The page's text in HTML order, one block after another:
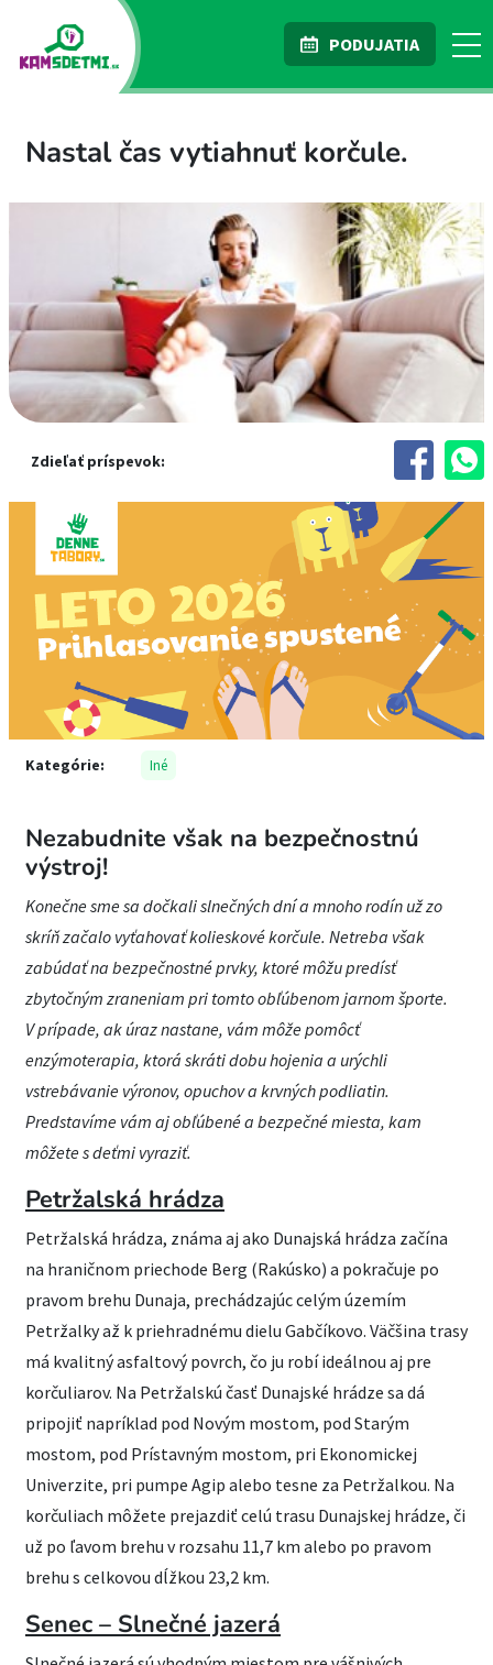
PODUJATIA
Nastal čas vytiahnuť korčule.
Zdieľať príspevok:
Kategórie: Iné
Nezabudnite však na bezpečnostnú
výstroj!
Konečne sme sa dočkali slnečných dní a mnoho rodín už zo
skríň začalo vyťahovať kolieskové korčule. Netreba však
zabúdať na bezpečnostné prvky, ktoré môžu predísť
zbytočným zraneniam pri tomto obľúbenom jarnom športe.
V prípade, ak úraz nastane, vám môže pomôcť
enzýmoterapia, ktorá skráti dobu hojenia a urýchli
vstrebávanie výronov, opuchov a krvných podliatin.
Predstavíme vám aj obľúbené a bezpečné miesta, kam
môžete s deťmi vyraziť.
Petržalská hrádza
Petržalská hrádza, známa aj ako Dunajská hrádza začína
na hraničnom priechode Berg (Rakúsko) a pokračuje po
pravom brehu Dunaja, prechádzajúc celým územím
Petržalky až k priehradnému dielu Gabčíkovo. Väčšina trasy
má kvalitný asfaltový povrch, čo ju robí ideálnou aj pre
korčuliarov. Na Petržalskú časť Dunajské hrádze sa dá
pripojiť napríklad pod Novým mostom, pod Starým
mostom, pod Prístavným mostom, pri Ekonomickej
Univerzite, pri pumpe Agip alebo tesne za Petržalkou. Na
korčuliach môžete prejazdiť celú trasu Dunajskej hrádze, či
už po ľavom brehu v rozsahu 11,7 km alebo po pravom
brehu s celkovou dĺžkou 23,2 km.
Senec – Slnečné jazerá